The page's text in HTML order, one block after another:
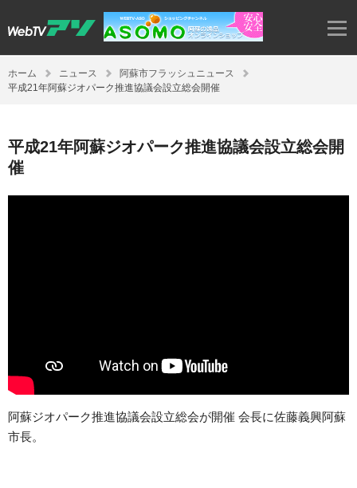
ホーム ニュース
阿蘇市フラッシュニュース
平成21年阿蘇ジオパーク推進協議会設立総会開催
平成21年阿蘇ジオパーク推進協議会設立総会開
催
阿蘇ジオパーク推進協議会設立総会が開催 会長に佐藤義興阿蘇
市長。